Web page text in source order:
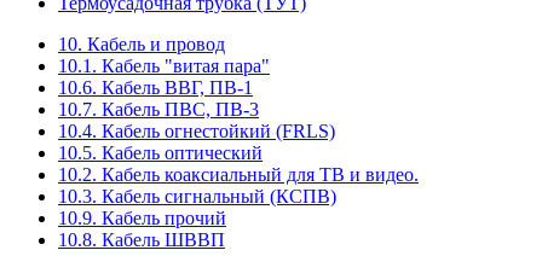
10. Кабель и провод
10.1. Кабель "витая пара"
10.6. Кабель ВВГ, ПВ-1
10.7. Кабель ПВС, ПВ-3
10.4. Кабель огнестойкий (FRLS)
10.5. Кабель оптический
10.2. Кабель коаксиальный для ТВ и видео.
10.3. Кабель сигнальный (КСПВ)
10.9. Кабель прочий
10.8. Кабель ШВВП